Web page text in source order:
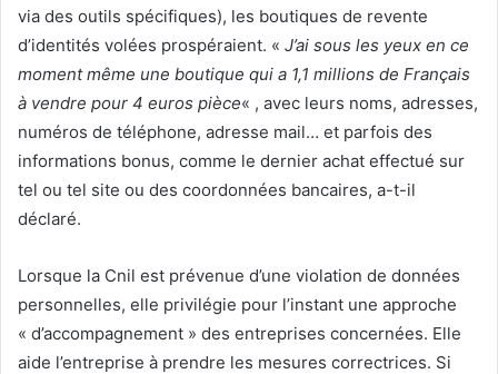
via des outils spécifiques), les boutiques de revente
d’identités volées prospéraient. « J’ai sous les yeux en ce
moment même une boutique qui a 1,1 millions de Français
à vendre pour 4 euros pièce« , avec leurs noms, adresses,
numéros de téléphone, adresse mail… et parfois des
informations bonus, comme le dernier achat effectué sur
tel ou tel site ou des coordonnées bancaires, a-t-il
déclaré.
Lorsque la Cnil est prévenue d’une violation de données
personnelles, elle privilégie pour l’instant une approche
« d’accompagnement » des entreprises concernées. Elle
aide l’entreprise à prendre les mesures correctrices. Si